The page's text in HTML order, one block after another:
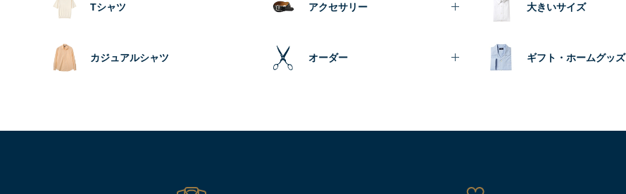
Tシャツ
カジュアルシャツ
アクセサリー
オーダー
大きいサイズ
ギフト・ホームグッズ